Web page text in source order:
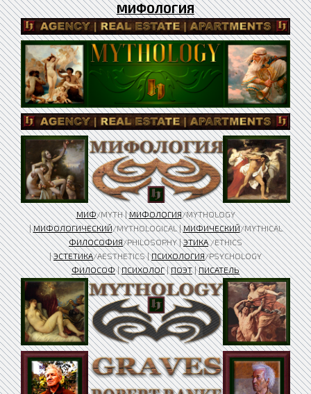
МИФОЛОГИЯ
МИФ/MYTH |МИФОЛОГИЯ/MYTHOLOGY
|МИФОЛОГИЧЕСКИЙ/MYTHOLOGICAL |МИФИЧЕСКИЙ/MYTHICAL
ФИЛОСОФИЯ/PHILOSOPHY |ЭТИКА/ETHICS
|ЭСТЕТИКА/AESTHETICS |ПСИХОЛОГИЯ/PSYCHOLOGY
ФИЛОСОФ|ПСИХОЛОГ|ПОЭТ|ПИСАТЕЛЬ